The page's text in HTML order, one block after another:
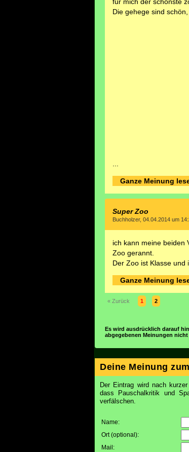
Die gehege sind
Ganze Meinung
Super Zoo
Buchholzer, 04.04.2014 um
ich kann meine beiden
Zoo gerannt.
Der Zoo ist Klasse und
Ganze Meinung
« Zurück 1 2
Es wird ausdrücklich darauf
abgegebenen Meinungen
Deine Meinung
Der Eintrag wird nach
dass Pauschalkritik und
verfälschen.
Name:
Ort (optional):
Mail: